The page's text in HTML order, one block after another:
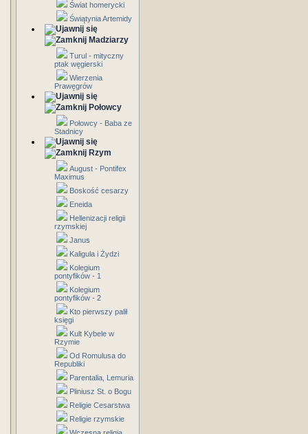
Świat homerycki
Świątynia Artemidy
Madziarzy
Turul - mityczny
ptak węgierski
Wierzenia
Prawęgrów
Połowcy
Połowcy - Baba ze
Stadnicy
Rzym
August - Pontifex
Maximus
Boskość cesarzy
Eneida
Hellenizacji religii
rzymskiej
Janus
Kaligula i Żydzi
Kolegium
pontyfików - 1
Kolegium
pontyfików - 2
Kto pierwszy palił
księgi
Kult Kybele w
Rzymie
Od Romulusa do
Republiki
Parentalia, Lemuria
Pliniusz St. o Bogu
Religie Cesarstwa
Religie rzymskie